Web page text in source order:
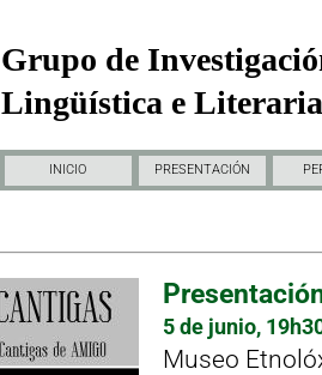
Grupo de
Lingüística e
INICIO PRESENTACIÓN
5 de junio,
Museo